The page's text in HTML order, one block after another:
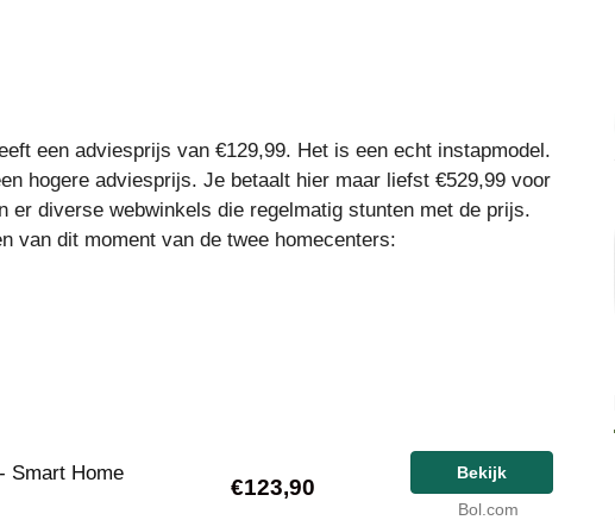
een adviesprijs van €129,99. Het is een echt instapmodel.
hogere adviesprijs. Je betaalt hier maar liefst €529,99 voor
diverse webwinkels die regelmatig stunten met de prijs.
van dit moment van de twee homecenters:
Smart Home
€123,90
Bekijk
Bol.com